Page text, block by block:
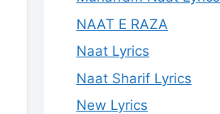
NAAT E RAZA
Naat Lyrics
Naat Sharif Lyrics
New Lyrics